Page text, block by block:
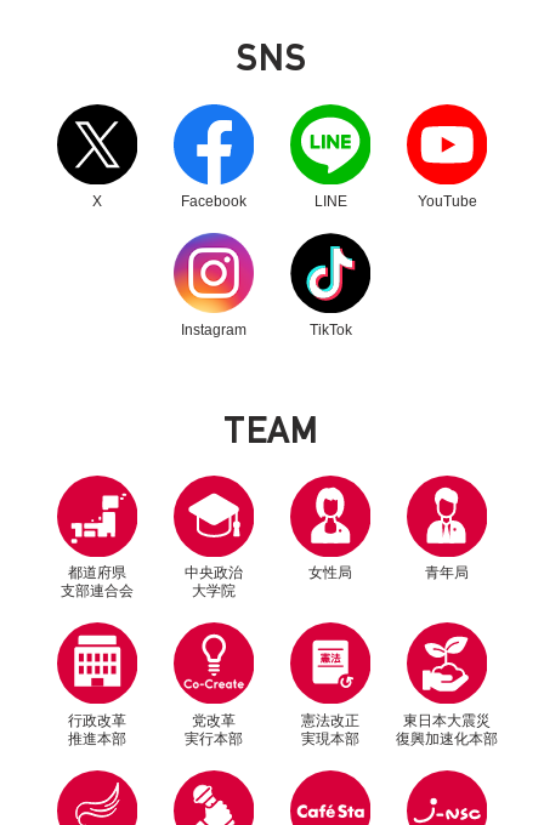
SNS
X
別ウィンドウリンク
Facebook
別ウィンドウリンク
LINE
別ウィンドウリンク
YouTube
別ウィンドウリンク
Instagram
別ウィンドウリンク
TikTok
別ウィンドウリンク
TEAM
都道府県
支部連合会
中央政治
大学院
女性局 青年局
行政改革
推進本部
党改革
実行本部
憲法改正
実現本部
東日本大震災
復興加速化本部
別ウィンドウリンク別ウィンドウリンク